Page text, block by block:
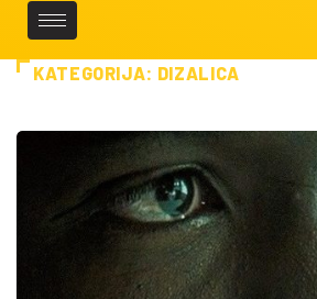
KATEGORIJA: DIZALICA